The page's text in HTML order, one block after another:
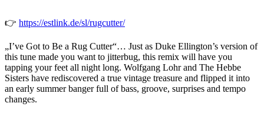
👉 https://estlink.de/sl/rugcutter/
„I’ve Got to Be a Rug Cutter“… Just as Duke Ellington’s version of
this tune made you want to jitterbug, this remix will have you
tapping your feet all night long. Wolfgang Lohr and The Hebbe
Sisters have rediscovered a true vintage treasure and flipped it into
an early summer banger full of bass, groove, surprises and tempo
changes.